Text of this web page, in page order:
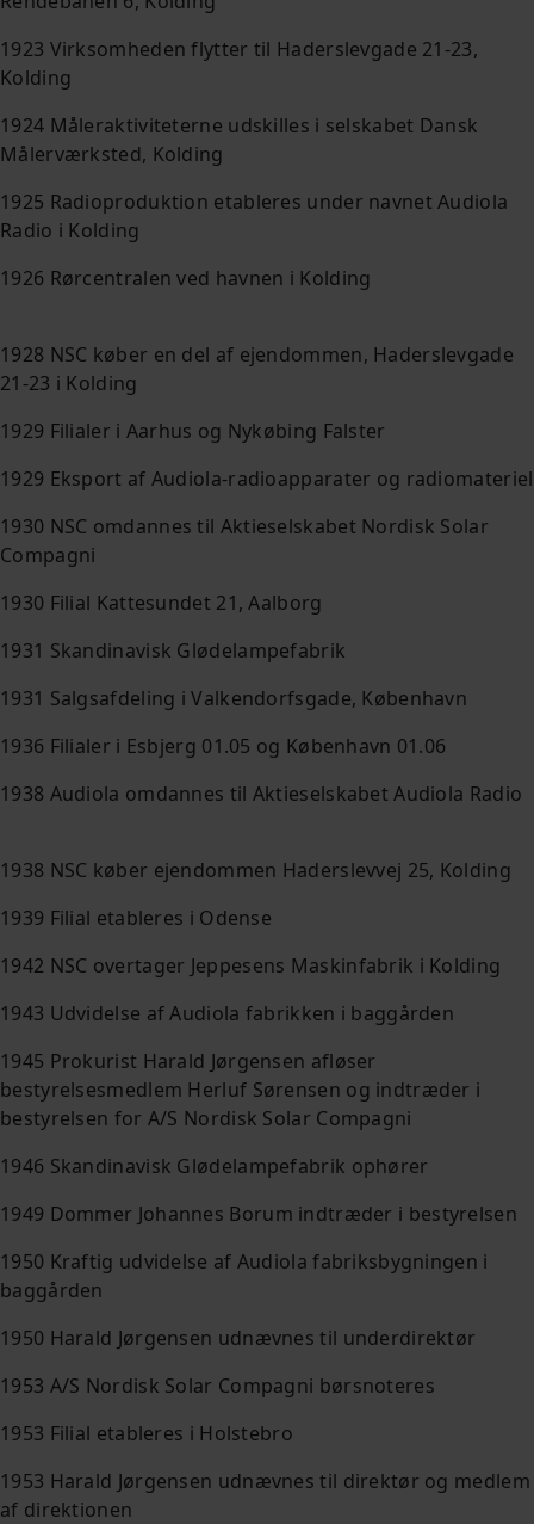
1923 Virksomheden flytter til Haderslevgade 21-23,
Kolding
1924 Måleraktiviteterne udskilles i selskabet Dansk
Målerværksted, Kolding
1925 Radioproduktion etableres under navnet Audiola
Radio i Kolding
1926 Rørcentralen ved havnen i Kolding
1928 NSC køber en del af ejendommen, Haderslevgade
21-23 i Kolding
1929 Filialer i Aarhus og Nykøbing Falster
1929 Eksport af Audiola-radioapparater og radiomateriel
1930 NSC omdannes til Aktieselskabet Nordisk Solar
Compagni
1930 Filial Kattesundet 21, Aalborg
1931 Skandinavisk Glødelampefabrik
1931 Salgsafdeling i Valkendorfsgade, København
1936 Filialer i Esbjerg 01.05 og København 01.06
1938 Audiola omdannes til Aktieselskabet Audiola Radio
1938 NSC køber ejendommen Haderslevvej 25, Kolding
1939 Filial etableres i Odense
1942 NSC overtager Jeppesens Maskinfabrik i Kolding
1943 Udvidelse af Audiola fabrikken i baggården
1945 Prokurist Harald Jørgensen afløser
bestyrelsesmedlem Herluf Sørensen og indtræder i
bestyrelsen for A/S Nordisk Solar Compagni
1946 Skandinavisk Glødelampefabrik ophører
1949 Dommer Johannes Borum indtræder i bestyrelsen
1950 Kraftig udvidelse af Audiola fabriksbygningen i
baggården
1950 Harald Jørgensen udnævnes til underdirektør
1953 A/S Nordisk Solar Compagni børsnoteres
1953 Filial etableres i Holstebro
1953 Harald Jørgensen udnævnes til direktør og medlem
af direktionen